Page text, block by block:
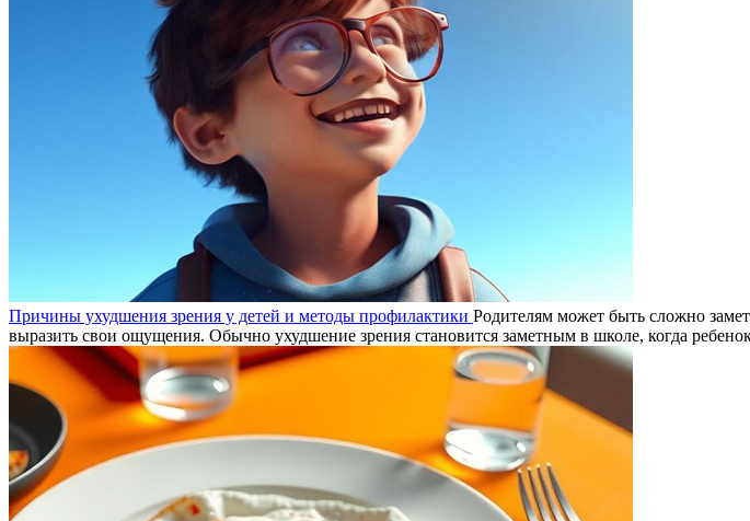
Причины ухудшения зрения у детей и методы профилактики Родителям может быть сложно
выразить свои ощущения. Обычно ухудшение зрения становится заметным в школе, когда